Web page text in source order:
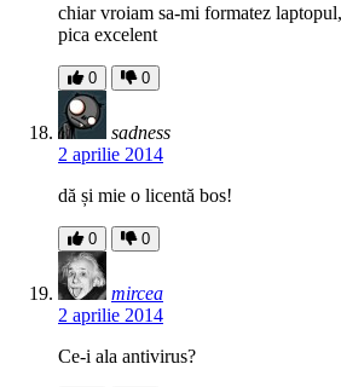
chiar vroiam sa-mi formatez
pica excelent
0 0
sadness
2 aprilie 2014
dă și mie o licentă bos!
0 0
mircea
2 aprilie 2014
Ce-i ala antivirus?